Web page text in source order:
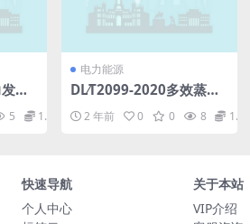
电
版)(2
5 1.98
电力能源
DL∕T2099-2020多效蒸馏
选用导则(2.65MB)pdf
2 年前 0 0 8 1.98
快速导航
个人中心
关于本站
VIP介绍